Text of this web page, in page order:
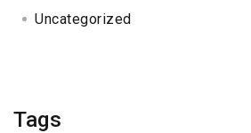
Uncategorized
Tags